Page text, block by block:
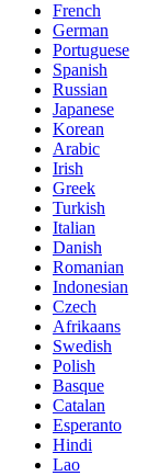
French
German
Portuguese
Spanish
Russian
Japanese
Korean
Arabic
Irish
Greek
Turkish
Italian
Danish
Romanian
Indonesian
Czech
Afrikaans
Swedish
Polish
Basque
Catalan
Esperanto
Hindi
Lao